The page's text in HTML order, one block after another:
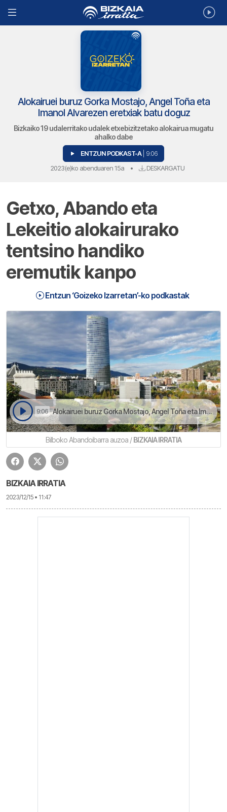
Alokairuei buruz Gorka Mostajo, Angel Toña eta
Imanol Alvarezen eretxiak batu doguz
Bizkaiko 19 udalerritako udalek etxebizitzetako alokairua mugatu
ahalko dabe
ENTZUN PODKAST-A | 9:06
2023(e)ko abenduaren 15a • DESKARGATU
Getxo, Abando eta
Lekeitio alokairurako
tentsino handiko
eremutik kanpo
Entzun ‘Goizeko Izarretan’-ko podkastak
9:06 Alokairuei buruz Gorka Mostajo, Angel Toña eta Imanol Alvarezen eretxiak batu doguz | Goizeko Izarretan
Bilboko Abandoibarra auzoa /BIZKAIA IRRATIA
BIZKAIA IRRATIA
2023/12/15 • 11:47